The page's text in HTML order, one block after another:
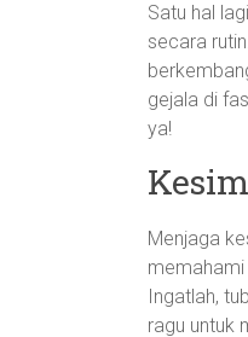
Satu hal
secara
gejala di
ya!
Menjaga
memahami
Ingatlah,
ragu untuk